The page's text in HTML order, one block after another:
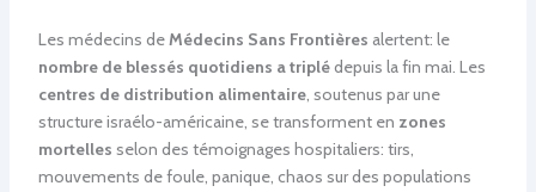
Les médecins deMédecins Sans Frontières alertent: le
nombre de blessés quotidiens a triplédepuis la fin mai. Les
centres de distribution alimentaire, soutenus par une
structure israélo-américaine, se transforment en zones
mortelles selon des témoignages hospitaliers: tirs,
mouvements de foule, panique, chaos sur des populations